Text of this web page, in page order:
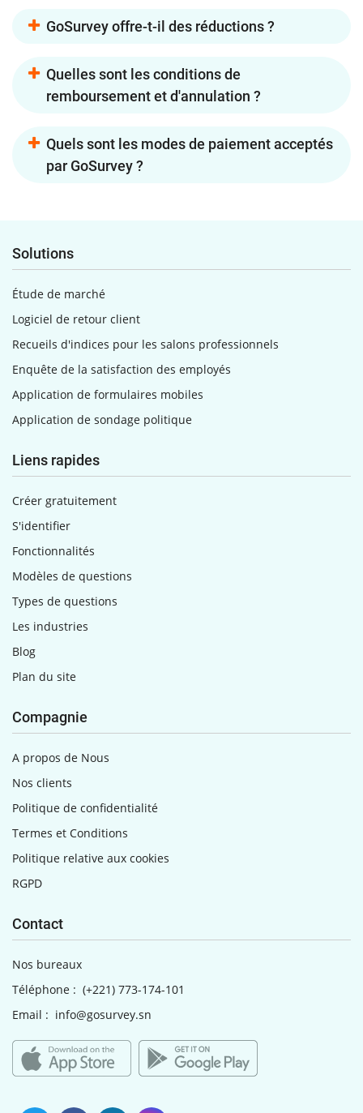
GoSurvey offre-t-il des réductions ?
Quelles sont les conditions de
remboursement et d'annulation ?
Quels sont les modes de paiement acceptés
par GoSurvey ?
Solutions
Étude de marché
Logiciel de retour client
Recueils d'indices pour les salons professionnels
Enquête de la satisfaction des employés
Application de formulaires mobiles
Application de sondage politique
Liens rapides
Créer gratuitement
S'identifier
Fonctionnalités
Modèles de questions
Types de questions
Les industries
Blog
Plan du site
Compagnie
A propos de Nous
Nos clients
Politique de confidentialité
Termes et Conditions
Politique relative aux cookies
RGPD
Contact
Nos bureaux
Téléphone : (+221) 773-174-101
Email : info@gosurvey.sn